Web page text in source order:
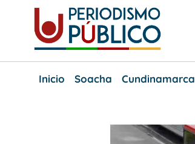
content
Periodismo
Noticias
Inicio
Soacha Cundinamarca